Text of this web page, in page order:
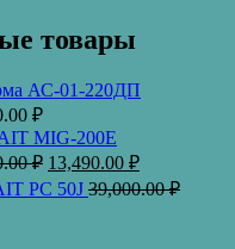
товары
АС-01-220ДП
₽
MIG-200E
₽ 13,490.00 ₽
PC 50J 39,000.00₽